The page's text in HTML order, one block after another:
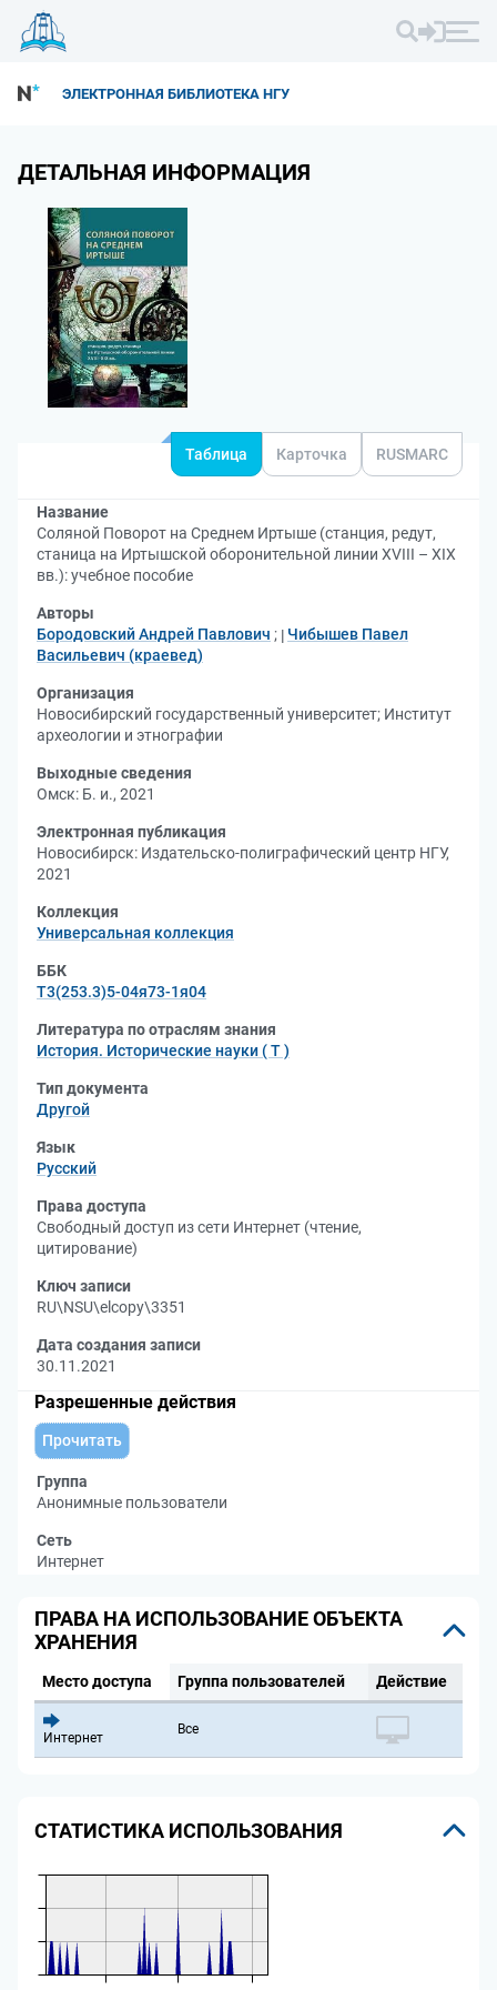
ЭЛЕКТРОННАЯ БИБЛИОТЕКА НГУ
ДЕТАЛЬНАЯ ИНФОРМАЦИЯ
Таблица Карточка RUSMARC
Название
Соляной Поворот на Среднем Иртыше (станция, редут,
станица на Иртышской оборонительной линии XVIII – XIX
вв.): учебное пособие
Авторы
Бородовский Андрей Павлович ;
Чибышев Павел
Васильевич (краевед)
Организация
Новосибирский государственный университет; Институт
археологии и этнографии
Выходные сведения
Омск: Б. и., 2021
Электронная публикация
Новосибирск: Издательско-полиграфический центр НГУ,
2021
Коллекция
Универсальная коллекция
ББК
Т3(253.3)5-04я73-1я04
Литература по отраслям знания
История. Исторические науки ( Т )
Тип документа
Другой
Язык
Русский
Права доступа
Свободный доступ из сети Интернет (чтение,
цитирование)
Ключ записи
RU\NSU\elcopy\3351
Дата создания записи
30.11.2021
Разрешенные действия
Прочитать
Группа
Анонимные пользователи
Сеть
Интернет
ПРАВА НА ИСПОЛЬЗОВАНИЕ ОБЪЕКТА
ХРАНЕНИЯ
Место доступа Группа пользователей Действие
Интернет
Все
СТАТИСТИКА ИСПОЛЬЗОВАНИЯ